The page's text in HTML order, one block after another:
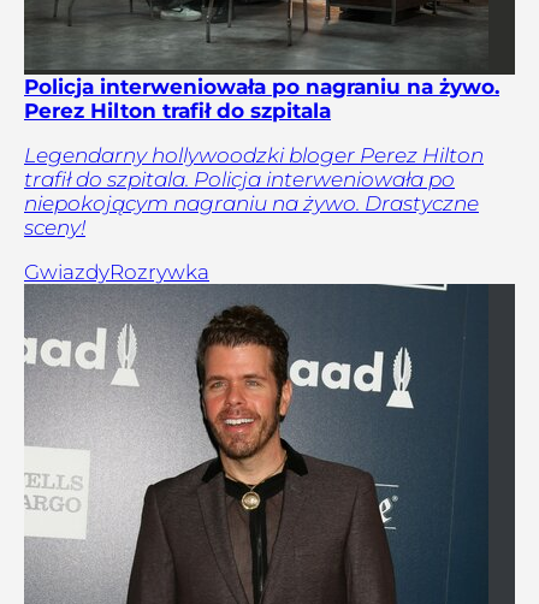
Policja interweniowała po nagraniu na żywo.
Perez Hilton trafił do szpitala
Legendarny hollywoodzki bloger Perez Hilton
trafił do szpitala. Policja interweniowała po
niepokojącym nagraniu na żywo. Drastyczne
sceny!
GwiazdyRozrywka